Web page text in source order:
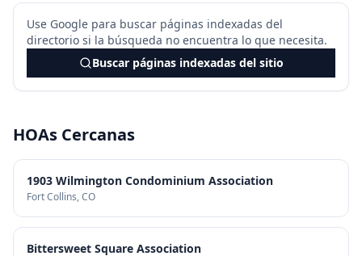
Use Google para buscar páginas indexadas del
directorio si la búsqueda no encuentra lo que necesita.
Buscar páginas indexadas del sitio
HOAs Cercanas
1903 Wilmington Condominium Association
Fort Collins, CO
Bittersweet Square Association